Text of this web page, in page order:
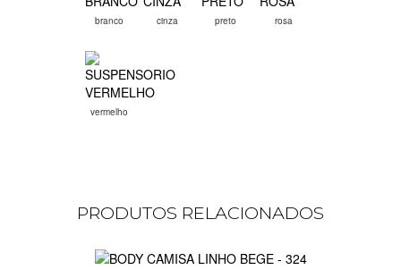
branco cinza preto rosa
vermelho
PRODUTOS RELACIONADOS